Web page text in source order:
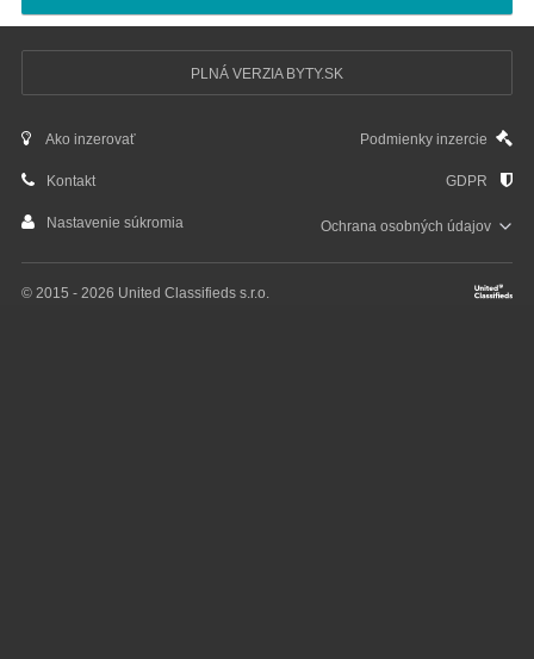
PLNÁ VERZIA BYTY.SK
Ako inzerovať Podmienky inzercie
Kontakt GDPR
Nastavenie súkromia Ochrana osobnýchúdajov
© 2015 - 2026 United Classifieds s.r.o.